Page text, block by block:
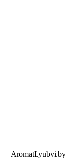
— AromatLyubvi.by